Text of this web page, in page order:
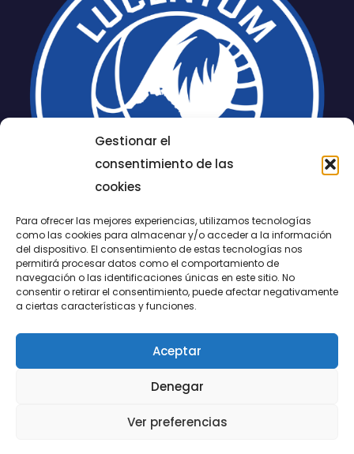
Gestionar el
consentimiento de las
cookies
Para ofrecer las mejores experiencias, utilizamos tecnologías
como las cookies para almacenar y/o acceder a la información
del dispositivo. El consentimiento de estas tecnologías nos
permitirá procesar datos como el comportamiento de
navegación o las identificaciones únicas en este sitio. No
consentir o retirar el consentimiento, puede afectar negativamente
a ciertas características y funciones.
Aceptar
Denegar
Ver preferencias
LUCENTUM
ALICANTE
CONTACTO
@FundaciónLucentum página oficial